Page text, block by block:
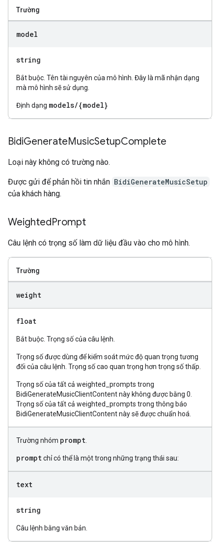
Trường
model
string
Bắt buộc. Tên tài nguyên của mô hình. Đây là mã nhận dạng
mà mô hình sẽ sử dụng.
Định dạng models/{model}
BidiGenerateMusicSetupComplete
Loại này không có trường nào.
Được gửi để phản hồi tin nhắn BidiGenerateMusicSetup
của khách hàng.
WeightedPrompt
Câu lệnh có trọng số làm dữ liệu đầu vào cho mô hình.
Trường
weight
float
Bắt buộc. Trọng số của câu lệnh.
Trọng số được dùng để kiểm soát mức độ quan trọng tương
đối của câu lệnh. Trọng số cao quan trọng hơn trọng số thấp.
Trọng số của tất cả weighted_prompts trong
BidiGenerateMusicClientContent này không được bằng 0.
Trọng số của tất cả weighted_prompts trong thông báo
BidiGenerateMusicClientContent này sẽ được chuẩn hoá.
Trường nhóm prompt
promptchỉ có thể là một trong những trạng thái sau:
text
string
Câu lệnh bằng văn bản.